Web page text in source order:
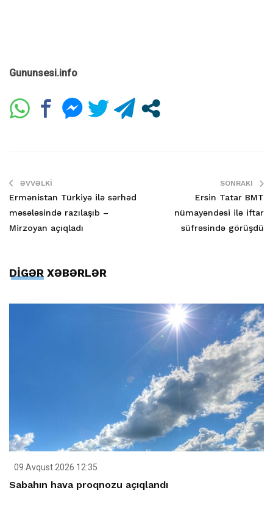
Gununsesi.info
ƏVVƏLKI
Ermənistan Türkiyə ilə sərhəd
məsələsində razılaşıb –
Mirzoyan açıqladı
SONRAKI
Ersin Tatar BMT
nümayəndəsi ilə iftar
süfrəsində görüşdü
DİGƏR XƏBƏRLƏR
09 Avqust 2026 12:35
Sabahın hava proqnozu açıqlandı